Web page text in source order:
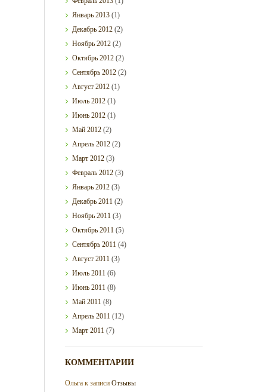
Январь2013 (1)
Декабрь2012 (2)
Ноябрь2012 (2)
Октябрь2012 (2)
Сентябрь2012 (2)
Август2012 (1)
Июль2012 (1)
Июнь2012 (1)
Май2012 (2)
Апрель2012 (2)
Март2012 (3)
Февраль2012 (3)
Январь2012 (3)
Декабрь2011 (2)
Ноябрь2011 (3)
Октябрь2011 (5)
Сентябрь2011 (4)
Август2011 (3)
Июль2011 (6)
Июнь2011 (8)
Май2011 (8)
Апрель2011 (12)
Март2011 (7)
КОММЕНТАРИИ
Ольга к записиОтзывы